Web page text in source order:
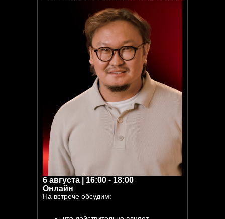
6 августа | 16:00 - 18:00
Онлайн
На встрече обсудим: